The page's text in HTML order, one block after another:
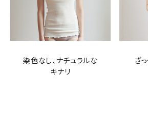
染色なし、ナチュラルな
キナリ
ざ